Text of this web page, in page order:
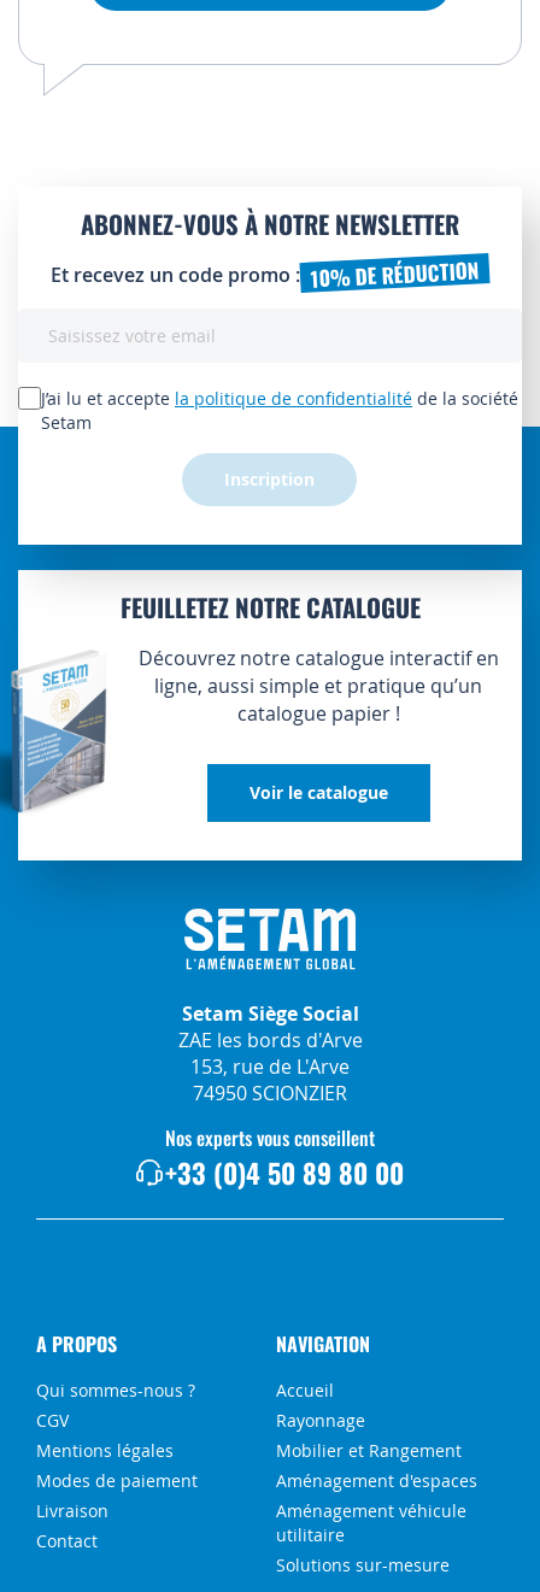
ABONNEZ-VOUS À NOTRE NEWSLETTER
Et recevez un code promo : 10% DE RÉDUCTION
lettre
d’information
J’ai lu et accepte la politique de confidentialité de la société
Setam
Inscription
FEUILLETEZ NOTRE CATALOGUE
Découvrez notre catalogue interactif en
ligne, aussi simple et pratique qu’un
catalogue papier !
Voir le catalogue
Setam Siège Social
ZAE les bords d'Arve
153, rue de L'Arve
74950 SCIONZIER
Nos experts vous conseillent
+33 (0)4 50 89 80 00
A PROPOS
Qui sommes-nous ?
CGV
Mentions légales
Modes de paiement
Livraison
Contact
NAVIGATION
Accueil
Rayonnage
Mobilier et Rangement
Aménagement d'espaces
Aménagement véhicule
utilitaire
Solutions sur-mesure